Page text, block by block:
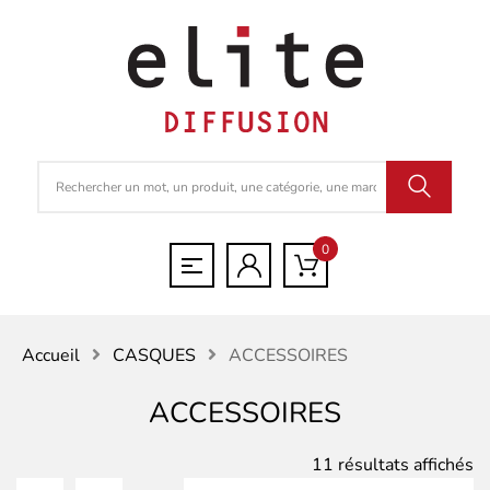
0
Accueil CASQUES ACCESSOIRES
ACCESSOIRES
11 résultats affichés